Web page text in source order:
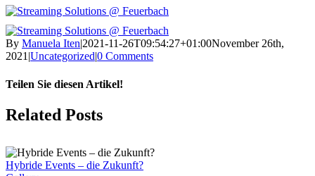
By Manuela Iten|2021-11-26T09:54:27+01:00November 26th,
2021|Uncategorized|0 Comments
Teilen Sie diesen Artikel!
Facebook
X
Reddit
LinkedIn
WhatsApp
Tumblr
Pinterest
Vk
Email
Related Posts
Hybride Events – die Zukunft?